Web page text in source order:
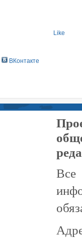
Like
ВКонтакте